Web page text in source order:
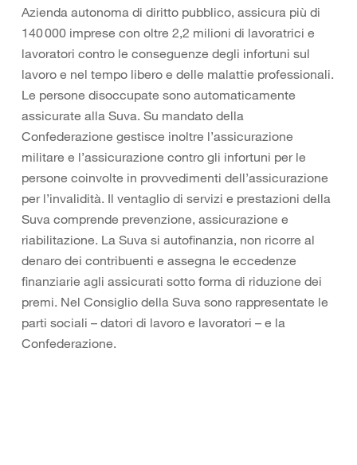
Azienda autonoma di diritto pubblico, assicura più di
140 000 imprese con oltre 2,2 milioni di lavoratrici e
lavoratori contro le conseguenze degli infortuni sul
lavoro e nel tempo libero e delle malattie professionali.
Le persone disoccupate sono automaticamente
assicurate alla Suva. Su mandato della
Confederazione gestisce inoltre l’assicurazione
militare e l’assicurazione contro gli infortuni per le
persone coinvolte in provvedimenti dell’assicurazione
per l’invalidità. Il ventaglio di servizi e prestazioni della
Suva comprende prevenzione, assicurazione e
riabilitazione. La Suva si autofinanzia, non ricorre al
denaro dei contribuenti e assegna le eccedenze
finanziarie agli assicurati sotto forma di riduzione dei
premi. Nel Consiglio della Suva sono rappresentate le
parti sociali – datori di lavoro e lavoratori – e la
Confederazione.